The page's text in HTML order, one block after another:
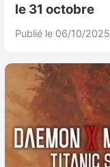
le 31 octobre
Publié le 06/10/2025